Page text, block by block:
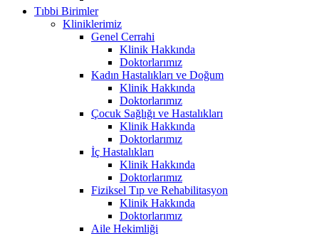
Tıbbi Birimler
Kliniklerimiz
Genel Cerrahi
Klinik Hakkında
Doktorlarımız
Kadın Hastalıkları ve Doğum
Klinik Hakkında
Doktorlarımız
Çocuk Sağlığı ve Hastalıkları
Klinik Hakkında
Doktorlarımız
İç Hastalıkları
Klinik Hakkında
Doktorlarımız
Fiziksel Tıp ve Rehabilitasyon
Klinik Hakkında
Doktorlarımız
Aile Hekimliği